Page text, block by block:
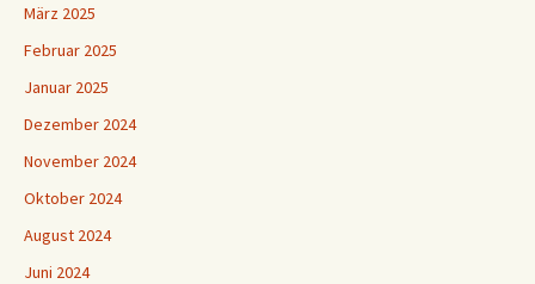
März 2025
Februar 2025
Januar 2025
Dezember 2024
November 2024
Oktober 2024
August 2024
Juni 2024